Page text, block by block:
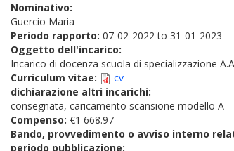
Nominativo:
Guercio Maria
Periodo rapporto: 07-02-2022to 31-01-2023
Oggetto dell'incarico:
Incarico di docenza scuola di specializzazione
Curriculum vitae:
cv
dichiarazione altri incarichi:
consegnata, caricamento scansione modello A
Compenso: €1 668.97
Bando, provvedimento o avviso interno
periodo pubblicazione: